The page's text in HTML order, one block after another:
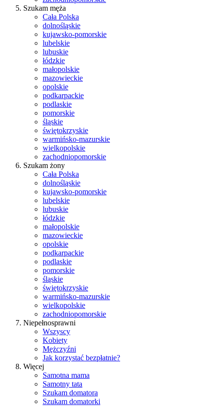
Szukam męża
Cała Polska
dolnośląskie
kujawsko-pomorskie
lubelskie
lubuskie
łódzkie
małopolskie
mazowieckie
opolskie
podkarpackie
podlaskie
pomorskie
śląskie
świętokrzyskie
warmińsko-mazurskie
wielkopolskie
zachodniopomorskie
Szukam żony
Cała Polska
dolnośląskie
kujawsko-pomorskie
lubelskie
lubuskie
łódzkie
małopolskie
mazowieckie
opolskie
podkarpackie
podlaskie
pomorskie
śląskie
świętokrzyskie
warmińsko-mazurskie
wielkopolskie
zachodniopomorskie
Niepełnosprawni
Wszyscy
Kobiety
Mężczyźni
Jak korzystać bezpłatnie?
Więcej
Samotna mama
Samotny tata
Szukam domatora
Szukam domatorki